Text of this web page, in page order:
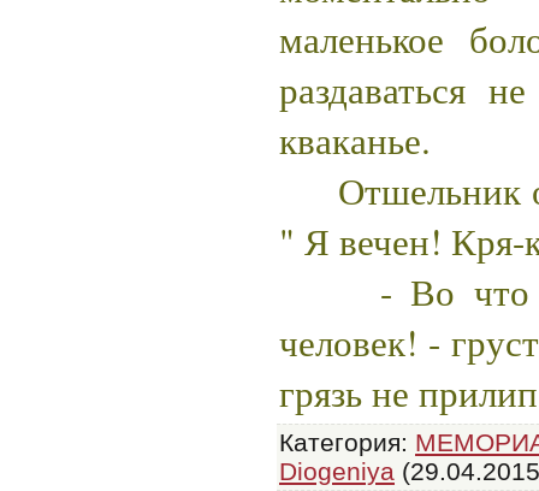
маленькое
раздаваться
кваканье.
Отшельник
" Я вечен! Кря-
- Во что
человек! -
грязь не
Категория:
Diogeniya